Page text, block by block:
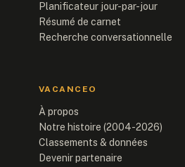
Planificateur jour-par-jour
Résumé de carnet
Recherche conversationnelle
VACANCEO
À propos
Notre histoire (2004-2026)
Classements & données
Devenir partenaire